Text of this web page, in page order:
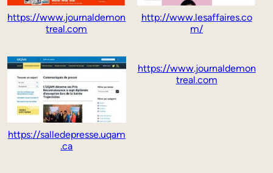
https://www.journaldemon
treal.com
http://www.lesaffaires.co
m/
https://salledepresse.uqam
.ca
https://www.journaldemon
treal.com